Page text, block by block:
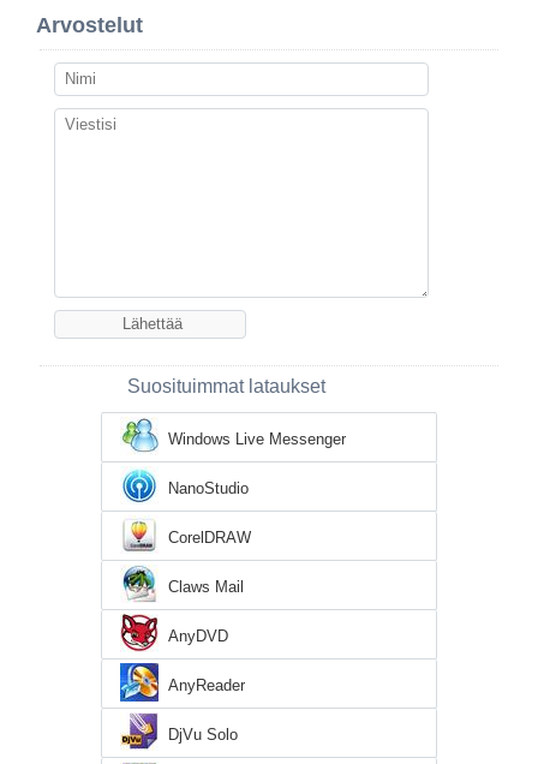
Arvostelut
Suosituimmat lataukset
Windows Live Messenger
NanoStudio
CorelDRAW
Claws Mail
AnyDVD
AnyReader
DjVu Solo